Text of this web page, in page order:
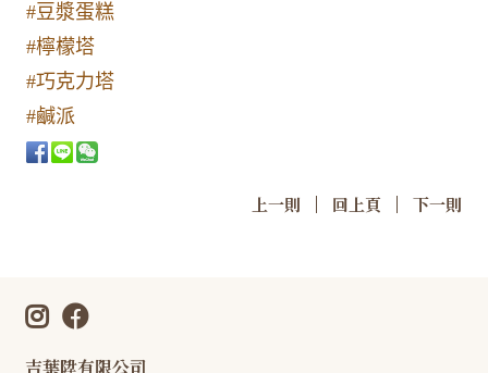
#豆漿蛋糕
#檸檬塔
#巧克力塔
#鹹派
上一則 | 回上頁 |下一則
吉葉陞有限公司